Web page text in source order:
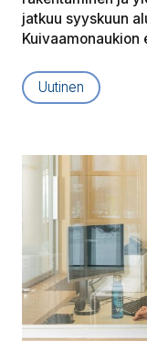
jatkuu syyskuun
Uutinen